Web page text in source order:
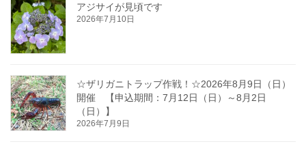
アジサイが見頃です
2026年7月10日
☆ザリガニトラップ作戦！☆2026年8月9日（日）
開催 【申込期間：7月12日（日）～8月2日
（日）】
2026年7月9日